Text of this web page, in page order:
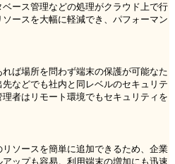
ース管理などの処理がクラウド上で行
ースを大幅に軽減でき、パフォーマン
ば場所を問わず端末の保護が可能なた
などでも社内と同レベルのセキュリテ
者はリモート環境でもセキュリティを
ソースを簡単に追加できるため、企業
ップも容易。利用端末の増加にも迅速